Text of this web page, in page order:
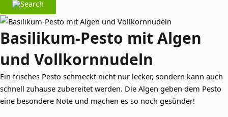
Basilikum-Pesto mit Algen
und Vollkornnudeln
Ein frisches Pesto schmeckt nicht nur lecker, sondern kann auch
schnell zuhause zubereitet werden. Die Algen geben dem Pesto
eine besondere Note und machen es so noch gesünder!